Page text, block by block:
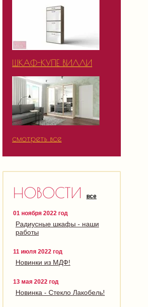
ШКАФ-КУПЕ ВИЛЛИ
смотреть все
НОВОСТИ все
01 ноября 2022 год
Радиусные шкафы - наши
работы
11 июля 2022 год
Новинки из МДФ!
13 мая 2022 год
Новинка - Стекло Лакобель!